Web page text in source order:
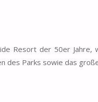
Resort der 50er
des Parks sowie das